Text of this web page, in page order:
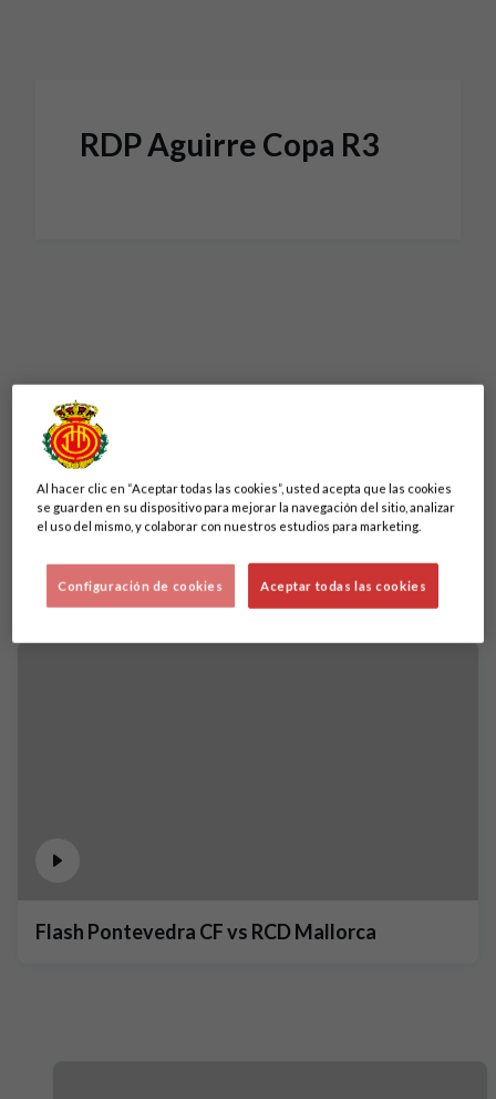
RDP Aguirre Copa R3
Flash Pontevedra CF vs RCD Mallorca
Al hacer clic en “Aceptar todas las cookies”, usted acepta que las cookies
se guarden en su dispositivo para mejorar la navegación del sitio, analizar
el uso del mismo, y colaborar con nuestros estudios para marketing.
Aceptar todas las cookies
Configuración de cookies